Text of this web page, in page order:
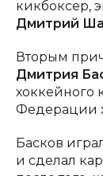
кикбоксер,
Дмитрий
Вторым
Дмитрия
хоккейного
Федерации
Басков
и сделал